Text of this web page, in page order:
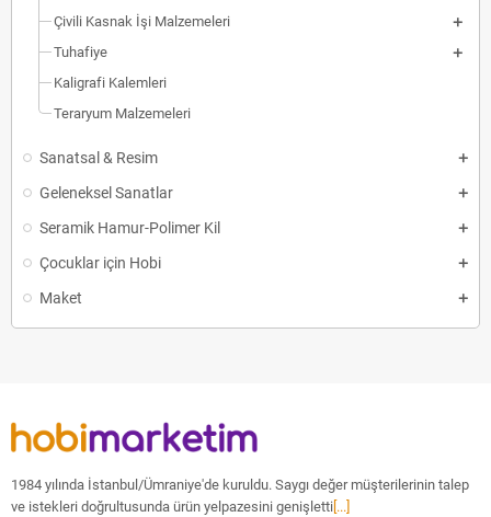
Çivili Kasnak İşi Malzemeleri
Tuhafiye
Kaligrafi Kalemleri
Teraryum Malzemeleri
Sanatsal & Resim
Geleneksel Sanatlar
Seramik Hamur-Polimer Kil
Çocuklar için Hobi
Maket
1984 yılında İstanbul/Ümraniye'de kuruldu. Saygı değer müşterilerinin talep
ve istekleri doğrultusunda ürün yelpazesini genişletti [...]